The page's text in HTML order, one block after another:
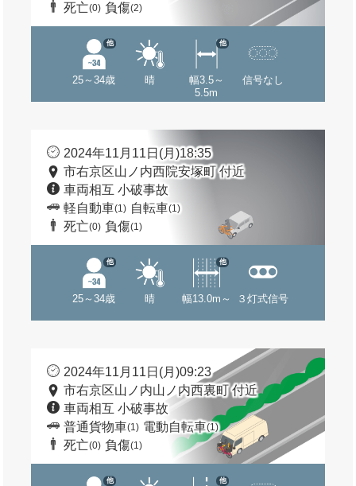
死亡(0) 負傷(2)
25～34歳
他
晴
幅3.5～
5.5m
他
信号なし
2024年11月11日(月)18:35
市右京区山ノ内西院安塚町 付近
車両相互 小破事故
軽自動車(1) 自転車(1)
死亡(0) 負傷(1)
25～34歳
他
晴 幅13.0m～
他
３灯式信号
2024年11月11日(月)09:23
市右京区山ノ内山ノ内西裏町 付近
車両相互 小破事故
普通貨物車(1) 電動自転車(1)
死亡(0) 負傷(1)
他 他